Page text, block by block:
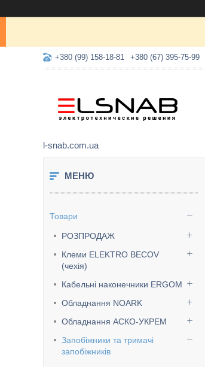
+380 (99) 158-18-81 +380 (67) 395-75-99
l-snab.com.ua
Товари
РОЗПРОДАЖ
Клеми ELEKTRO BECOV
(чехія)
Кабельні наконечники ERGOM
Обладнання NOARK
Обладнання АСКО-УКРЕМ
Запобіжники та тримачі
запобіжників